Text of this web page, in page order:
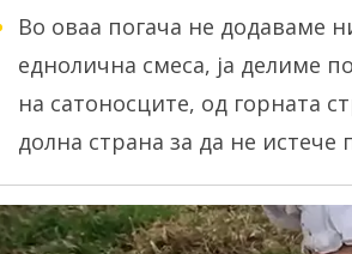
Во оваа погача не додаваме
еднолична смеса, ја делиме
на сатоносците, од горната
долна страна за да не истече